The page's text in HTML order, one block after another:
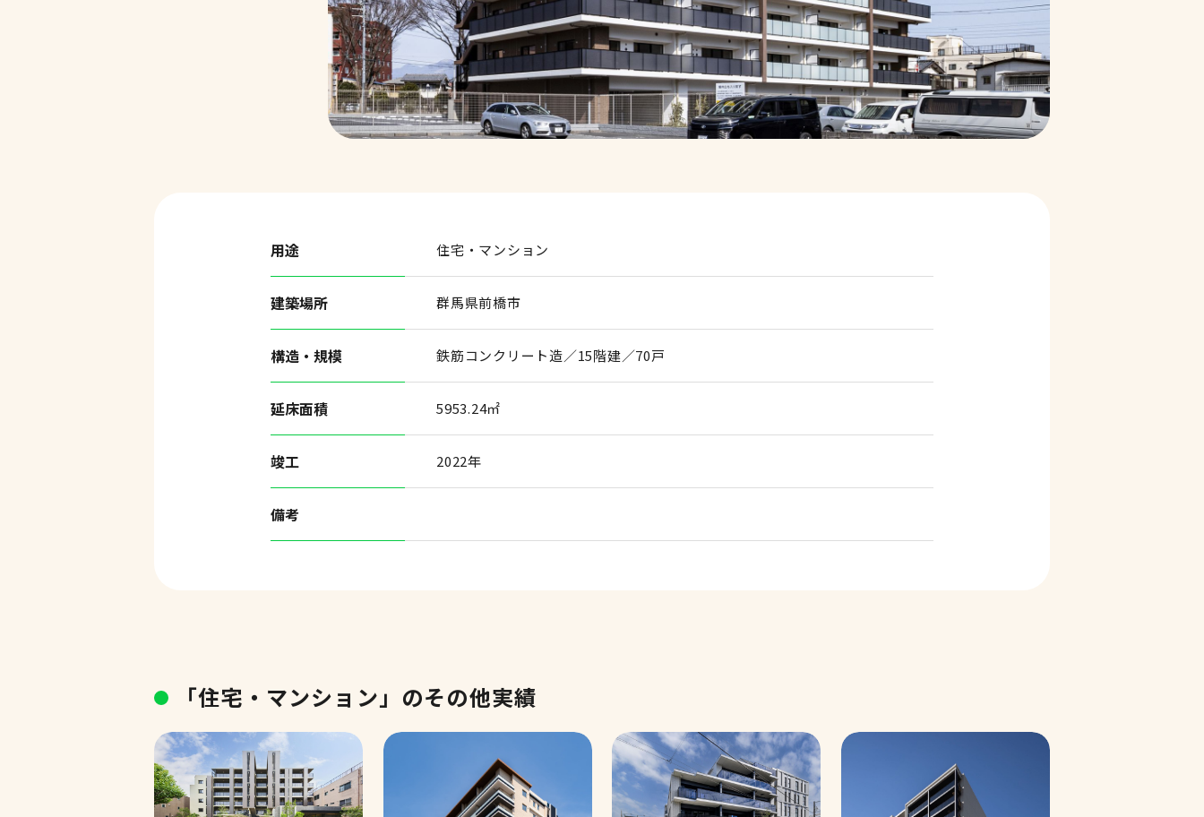
用途 住宅・マンション
建築場所 群馬県前橋市
構造・規模 鉄筋コンクリート造／15階建／70戸
延床面積 5953.24㎡
竣工 2022年
備考
「住宅・マンション」のその他実績